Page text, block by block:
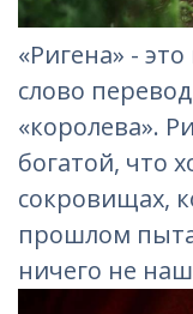
«Ригена» -
слово
«королева».
богатой, что
сокровищах,
прошлом
ничего не